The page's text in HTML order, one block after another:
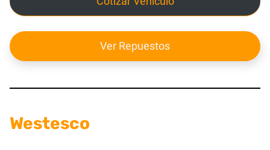
Ver Repuestos
Westesco